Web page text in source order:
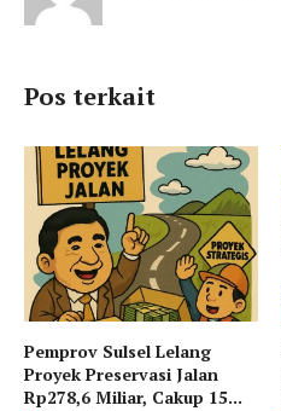
Pos terkait
Pemprov Sulsel Lelang
Proyek Preservasi Jalan
Rp278,6 Miliar, Cakup 15...